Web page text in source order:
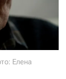
Елена